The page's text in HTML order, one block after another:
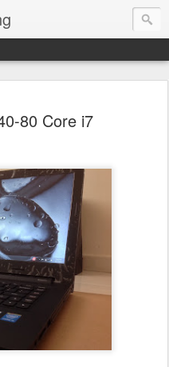
80 Core i7